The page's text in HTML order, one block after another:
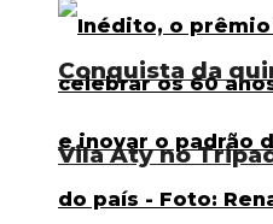
Conquista da
Vila Aty no